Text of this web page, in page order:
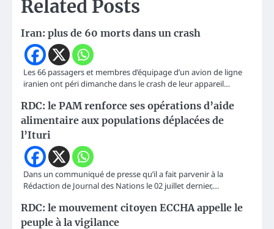
Related Posts
Iran: plus de 60 morts dans un crash
Les 66 passagers et membres d’équipage d’un avion de ligne
iranien ont péri dimanche dans le crash de leur appareil…
RDC: le PAM renforce ses opérations d’aide
alimentaire aux populations déplacées de
l’Ituri
Dans un communiqué de presse qu’il a fait parvenir à la
Rédaction de Journal des Nations le 02 juillet dernier,…
RDC: le mouvement citoyen ECCHA appelle le
peuple à la vigilance